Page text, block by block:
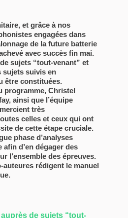
et grâce à nos
engagées dans
de la future batterie
avec succès fin mai.
sujets “tout-venant” et
sujets suivis en
être constituées.
programme, Christel
ainsi que l’équipe
très
celles et ceux qui ont
de cette étape cruciale.
phase d’analyses
d’en dégager des
l’ensemble des épreuves.
auteures rédigent le manuel
de sujets “tout-